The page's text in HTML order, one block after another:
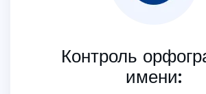
Контроль
имени: